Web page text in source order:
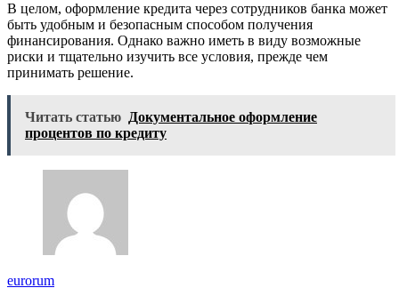
В целом, оформление кредита через сотрудников банка может
быть удобным и безопасным способом получения
финансирования. Однако важно иметь в виду возможные
риски и тщательно изучить все условия, прежде чем
принимать решение.
Читать статью Документальное оформление
процентов по кредиту
eurorum